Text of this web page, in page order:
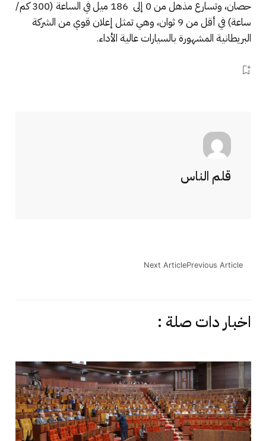
حصان، وتسارع مذهل من 0 إلى 186 ميل في الساعة (300 كم/
ساعة) في أقل من 9 ثوان، وهي تمثل إعلان قوي من الشركة
البريطانية المشهورة بالسيارات عالية الأداء.
قلم الناس
Previous Article
Next Article
اخبار دات صلة :